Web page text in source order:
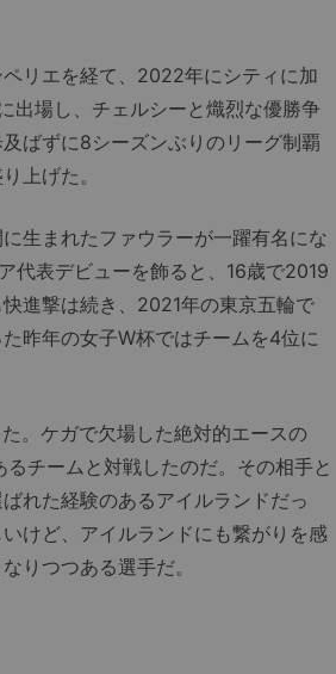
リエを経て、2022年にシティに加
出場し、チェルシーと熾烈な優勝争
ばずに8シーズンぶりのリーグ制覇
上げた。
生まれたファウラーが一躍有名にな
代表デビューを飾ると、16歳で2019
進撃は続き、2021年の東京五輪で
昨年の女子W杯ではチームを4位に
。ケガで欠場した絶対的エースの
チームと対戦したのだ。その相手と
れた経験のあるアイルランドだっ
けど、アイルランドにも繋がりを感
りつつある選手だ。